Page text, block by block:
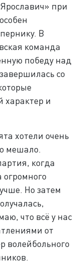
при
В
команда
победу над
со
характер и
хотели очень
мешало.
когда
огромного
Но затем
что всё у нас
от
волейбольного